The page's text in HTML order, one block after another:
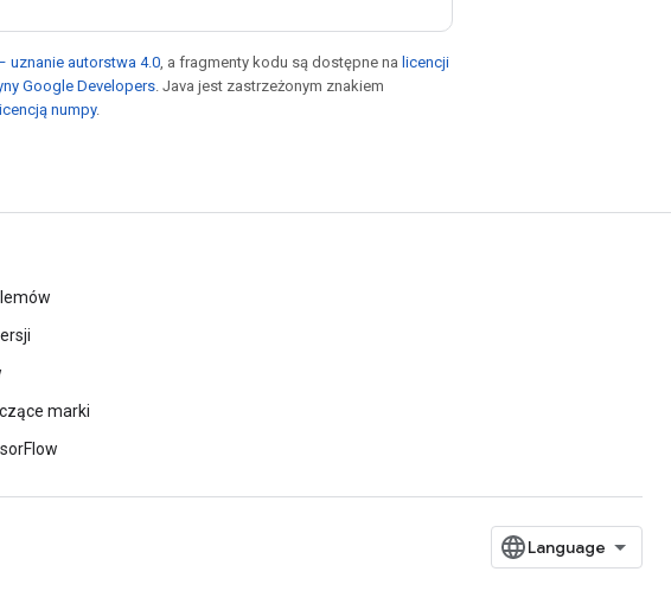
uznanie autorstwa 4.0 , a fragmenty kodu są dostępne na licencji
Google Developers . Java jest zastrzeżonym znakiem
licencją numpy.
marki